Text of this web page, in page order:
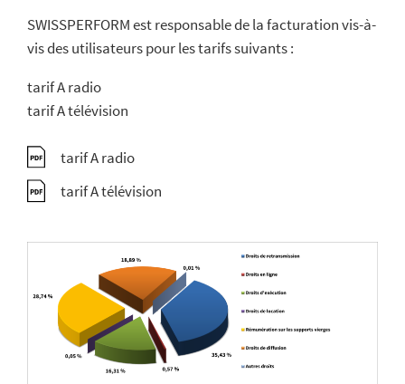
SWISSPERFORM est responsable de la facturation vis-à-
vis des utilisateurs pour les tarifs suivants :
tarif A radio
tarif A télévision
tarif A radio
tarif A télévision